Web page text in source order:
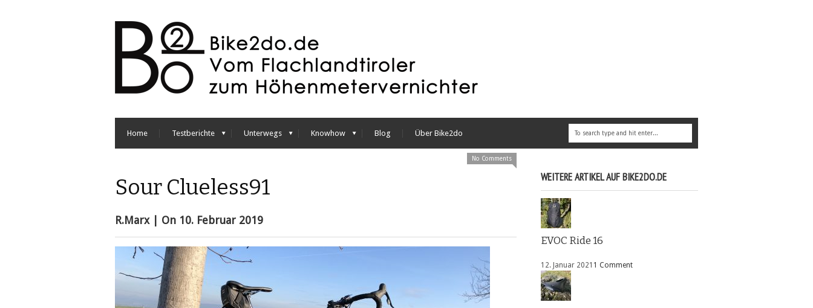
Home Testberichte Unterwegs Knowhow Blog Über Bike2do
No Comments
Sour Clueless91
R.Marx| On 10. Februar 2019
WEITERE ARTIKEL AUF BIKE2DO.DE
EVOC Ride 16
12. Januar 2021 1 Comment